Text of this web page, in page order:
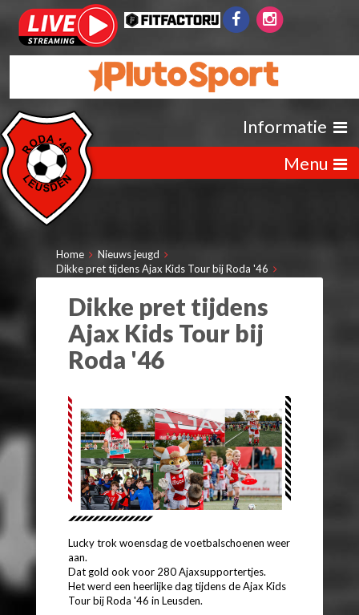
Informatie
Menu
Home
Nieuws jeugd
Dikke pret tijdens Ajax Kids Tour bij Roda '46
Dikke pret tijdens
Ajax Kids Tour bij
Roda '46
Lucky trok woensdag de voetbalschoenen weer
aan.
Dat gold ook voor 280 Ajaxsupportertjes.
Het werd een heerlijke dag tijdens de Ajax Kids
Tour bij Roda '46 in Leusden.